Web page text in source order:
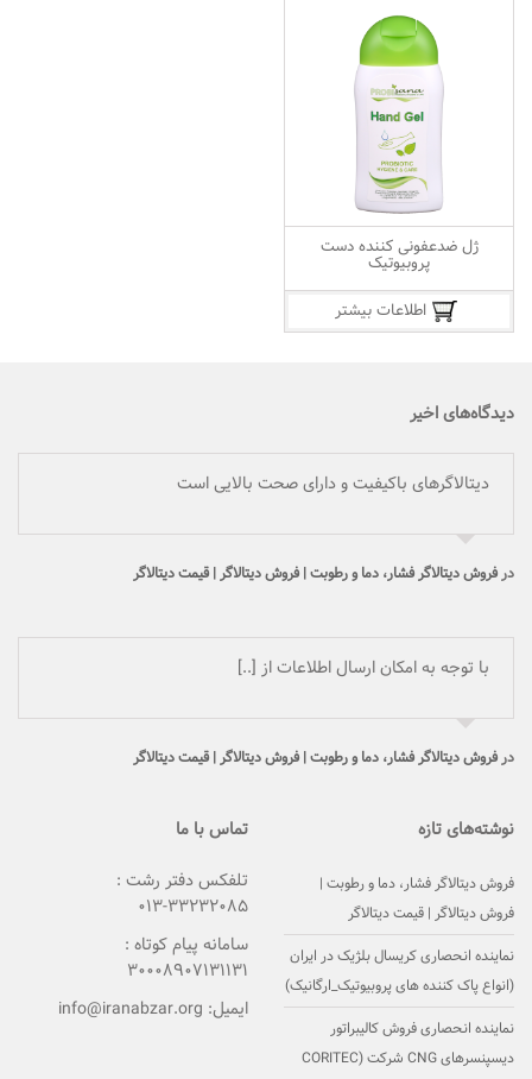
ژل ضدعفونی کننده دست
پروبیوتیک
اطلاعات بیشتر
دیدگاه‌های اخیر
دیتالاگرهای باکیفیت و دارای صحت بالایی است
درفروش دیتالاگر فشار، دما و رطوبت | فروش دیتالاگر | قیمت دیتالاگر
با توجه به امکان ارسال اطلاعات از [..]
درفروش دیتالاگر فشار، دما و رطوبت | فروش دیتالاگر | قیمت دیتالاگر
نوشته‌های تازه
فروش دیتالاگر فشار، دما و رطوبت |
فروش دیتالاگر | قیمت دیتالاگر
نماینده انحصاری کریسال بلژیک در ایران
(انواع پاک کننده های پروبیوتیک_ارگانیک)
نماینده انحصاری فروش کالیبراتور
دیسپنسرهای CNG شرکت (CORITEC
تماس با ما
تلفکس دفتر رشت :
۳۳۲۳۲۰۸۵-۰۱۳
سامانه پیام کوتاه :
۳۰۰۰۸۹۰۷۱۳۱۱۳۱
ایمیل: info@iranabzar.org